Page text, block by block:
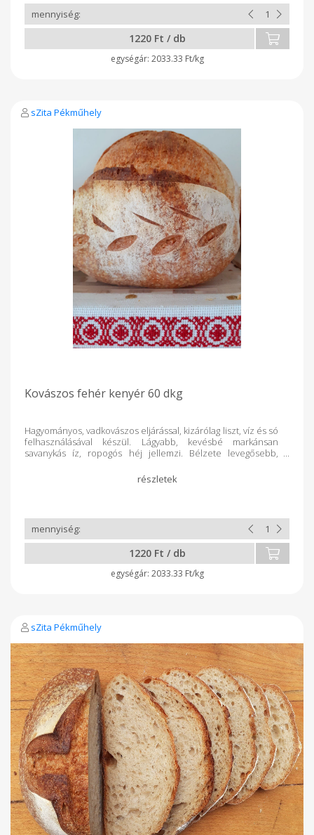
1220 Ft / db
2033.33 Ft/kg
sZita Pékműhely
Kovászos fehér kenyér 60 dkg
Hagyományos, vadkovászos eljárással, kizárólag liszt, víz és só
felhasználásával készül. Lágyabb, kevésbé markánsan
savanykás íz, ropogós héj jellemzi. Bélzete levegősebb,
vadkovász, só Tárolás: száraz, hűvös helyen, zárt
csomagolásban Minőségét megőrzi: 3 nap
1220 Ft / db
2033.33 Ft/kg
sZita Pékműhely